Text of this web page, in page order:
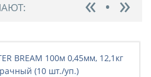
BREAM 100м 0,45мм, 12,1кг
(10 шт./уп.)